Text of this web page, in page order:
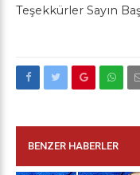
Teşekkürler Sayın
BENZER HABERLER